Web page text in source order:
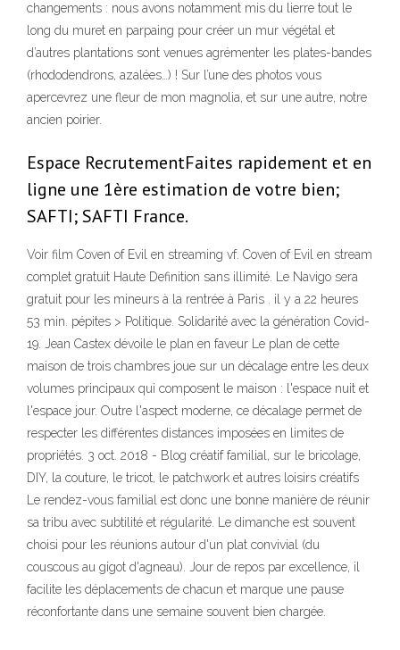
changements : nous avons notamment mis du lierre tout le
long du muret en parpaing pour créer un mur végétal et
d’autres plantations sont venues agrémenter les plates-bandes
(rhododendrons, azalées…) ! Sur l’une des photos vous
apercevrez une fleur de mon magnolia, et sur une autre, notre
ancien poirier.
Espace RecrutementFaites rapidement et en
ligne une 1ère estimation de votre bien;
SAFTI; SAFTI France.
Voir film Coven of Evil en streaming vf. Coven of Evil en stream
complet gratuit Haute Definition sans illimité. Le Navigo sera
gratuit pour les mineurs à la rentrée à Paris . il y a 22 heures
53 min. pépites > Politique. Solidarité avec la génération Covid-
19. Jean Castex dévoile le plan en faveur Le plan de cette
maison de trois chambres joue sur un décalage entre les deux
volumes principaux qui composent le maison : l'espace nuit et
l'espace jour. Outre l'aspect moderne, ce décalage permet de
respecter les différentes distances imposées en limites de
propriétés. 3 oct. 2018 - Blog créatif familial, sur le bricolage,
DIY, la couture, le tricot, le patchwork et autres loisirs créatifs
Le rendez-vous familial est donc une bonne manière de réunir
sa tribu avec subtilité et régularité. Le dimanche est souvent
choisi pour les réunions autour d'un plat convivial (du
couscous au gigot d'agneau). Jour de repos par excellence, il
facilite les déplacements de chacun et marque une pause
réconfortante dans une semaine souvent bien chargée.